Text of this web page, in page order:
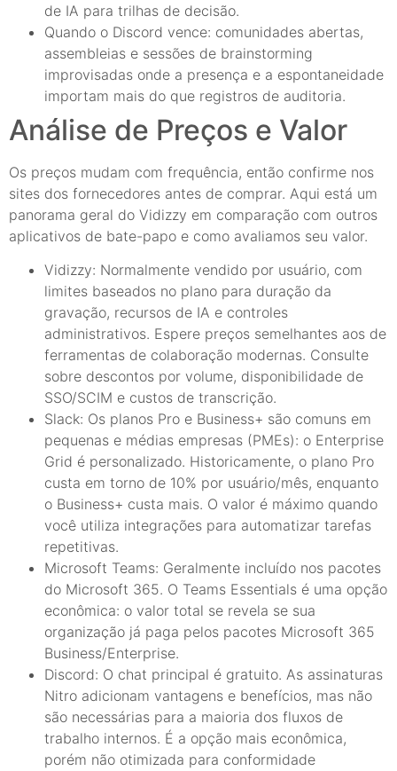
de IA para trilhas de decisão.
Quando o Discord vence: comunidades abertas,
assembleias e sessões de brainstorming
improvisadas onde a presença e a espontaneidade
importam mais do que registros de auditoria.
Análise de Preços e Valor
Os preços mudam com frequência, então confirme nos
sites dos fornecedores antes de comprar. Aqui está um
panorama geral do Vidizzy em comparação com outros
aplicativos de bate-papo e como avaliamos seu valor.
Vidizzy: Normalmente vendido por usuário, com
limites baseados no plano para duração da
gravação, recursos de IA e controles
administrativos. Espere preços semelhantes aos de
ferramentas de colaboração modernas. Consulte
sobre descontos por volume, disponibilidade de
SSO/SCIM e custos de transcrição.
Slack: Os planos Pro e Business+ são comuns em
pequenas e médias empresas (PMEs): o Enterprise
Grid é personalizado. Historicamente, o plano Pro
custa em torno de 10% por usuário/mês, enquanto
o Business+ custa mais. O valor é máximo quando
você utiliza integrações para automatizar tarefas
repetitivas.
Microsoft Teams: Geralmente incluído nos pacotes
do Microsoft 365. O Teams Essentials é uma opção
econômica: o valor total se revela se sua
organização já paga pelos pacotes Microsoft 365
Business/Enterprise.
Discord: O chat principal é gratuito. As assinaturas
Nitro adicionam vantagens e benefícios, mas não
são necessárias para a maioria dos fluxos de
trabalho internos. É a opção mais econômica,
porém não otimizada para conformidade